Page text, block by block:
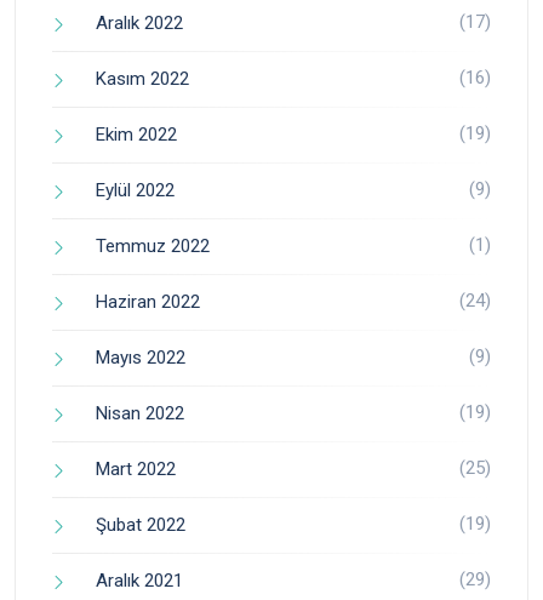
Aralık 2022 (17)
Kasım 2022 (16)
Ekim 2022 (19)
Eylül 2022 (9)
Temmuz 2022 (1)
Haziran 2022 (24)
Mayıs 2022 (9)
Nisan 2022 (19)
Mart 2022 (25)
Şubat 2022 (19)
Aralık 2021 (29)